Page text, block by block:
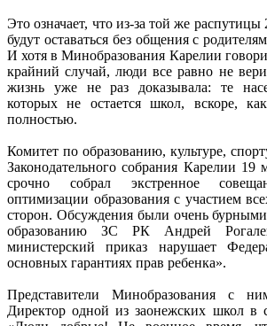
Это означает, что из-за той же распутицы
будут оставаться без общения с
И хотя в Минобразования Карелии
крайний случай, люди все равно не
жизнь уже не раз доказывала: те
которых не остается школ, вскоре,
полностью.
Комитет по образованию, культуре,
Законодательного собрания Карелии 19
срочно собрал экстренное
оптимизации образования с участием
сторон. Обсуждения были очень
образованию ЗС РК Андрей
министерский приказ нарушает
основных гарантиях прав ребенка».
Представители Минобразования с
Директор одной из заонежских школ в